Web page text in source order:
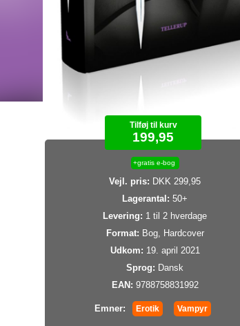
Tilføj til kurv
199,95
+gratis e-bog
Vejl. pris: DKK 299,95
Lagerantal: 50+
Levering: 1 til 2 hverdage
Format: Bog, Hardcover
Udkom: 19. april 2021
Sprog: Dansk
EAN: 9788758831992
Emner: Erotik Vampyr